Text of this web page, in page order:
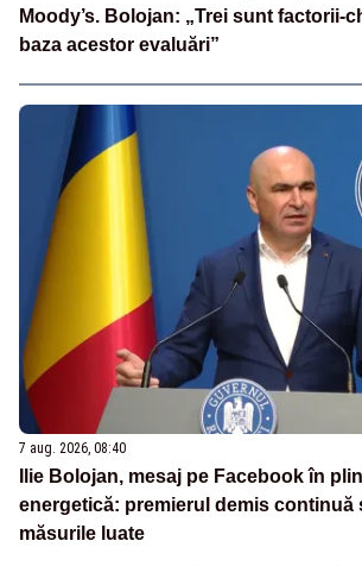
Moody’s. Bolojan: „Trei sunt factorii-
baza acestor evaluări”
7 aug. 2026, 08:40
Ilie Bolojan, mesaj pe Facebook în
energetică: premierul demis continuă
măsurile luate